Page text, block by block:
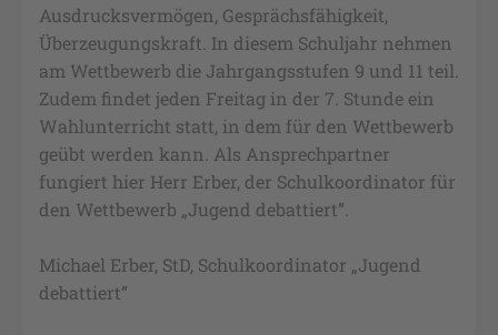
Ausdrucksvermögen, Gesprächsfähigkeit,
Überzeugungskraft. In diesem Schuljahr nehmen
am Wettbewerb die Jahrgangsstufen 9 und 11 teil.
Zudem findet jeden Freitag in der 7. Stunde ein
Wahlunterricht statt, in dem für den Wettbewerb
geübt werden kann. Als Ansprechpartner
fungiert hier Herr Erber, der Schulkoordinator für
den Wettbewerb „Jugend debattiert”.
Michael Erber, StD, Schulkoordinator „Jugend
debattiert”